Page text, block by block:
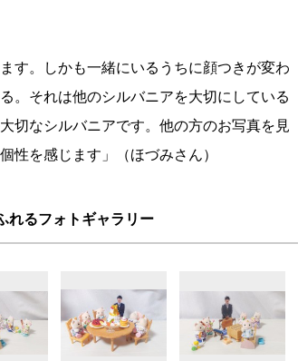
す。しかも一緒にいるうちに顔つきが変わ
。それは他のシルバニアを大切にしている
切なシルバニアです。他の方のお写真を見
性を感じます」（ほづみさん）
れるフォトギャラリー